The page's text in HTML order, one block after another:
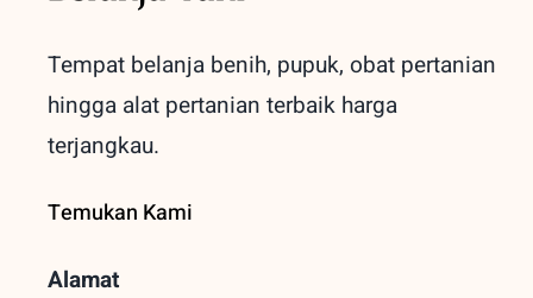
Tempat belanja benih, pupuk, obat pertanian
hingga alat pertanian terbaikharga
terjangkau.
Temukan Kami
Alamat